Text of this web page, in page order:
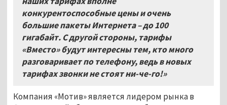
конкурентоспособные цены и очень
большие пакеты Интернета – до 100
гигабайт. С другой стороны, тарифы
«Вместо» будут интересны тем, кто много
разговаривает по телефону, ведь в новых
тарифах звонки не стоят ни-че-го!»
Компания «Мотив» является лидером рынка в